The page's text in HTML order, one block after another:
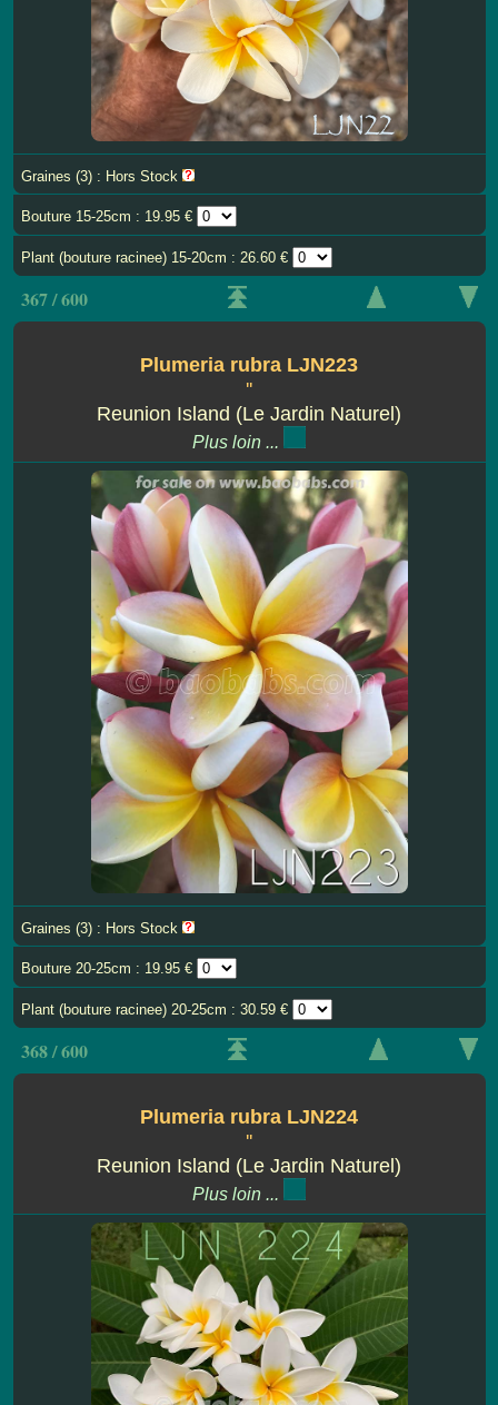
Graines (3) : Hors Stock
Bouture 15-25cm : 19.95 €
Plant (bouture racinee) 15-20cm : 26.60 €
367 / 600
Plumeria rubra LJN223
''
Reunion Island (Le Jardin Naturel)
Plus loin ...
Graines (3) : Hors Stock
Bouture 20-25cm : 19.95 €
Plant (bouture racinee) 20-25cm : 30.59 €
368 / 600
Plumeria rubra LJN224
''
Reunion Island (Le Jardin Naturel)
Plus loin ...